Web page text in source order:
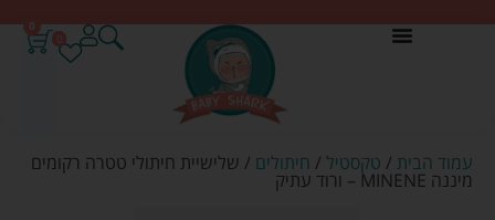
0
עמוד הבית / טקסטיל / חיתולים / שלישיית חיתולי טטרה רקומים
מיננה MINENE – ורוד עתיק